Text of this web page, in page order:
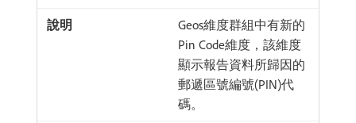
Geos維度群組中有新的
Pin Code維度，該維度
顯示報告資料所歸因的
郵遞區號編號(PIN)代
碼。